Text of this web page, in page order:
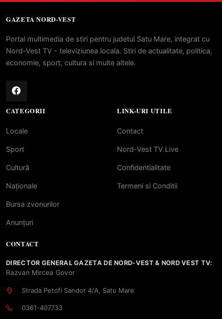
GAZETA NORD-VEST
Portal multimedia de stiri pentru judetul Satu Mare, integrat cu
Nord-Vest TV - televiziunea locala. Stiri de actualitate, politica,
economie, sport, cultura si multe altele.
CATEGORII
Locale
Sport
Cultură
Naționale
Bursa zvonurilor
Anunțuri
LINK-URI UTILE
Contact
Nord-Vest TV Live
Confidentialitate
Termeni si Conditii
CONTACT
DIRECTOR GENERAL GAZETA DE NORD-VEST & NORD VEST TV:
Razvan Mircea Govor
Strada Petofi Sandor 4/A, Satu Mare
0361-407733